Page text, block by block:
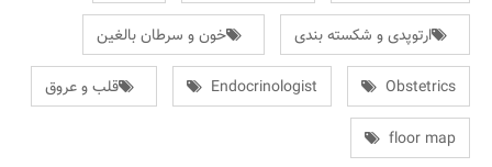
ارتوپدی و شکسته بندی خون و سرطان بالغین
Obstetrics
Endocrinologist قلب و عروق
floor map